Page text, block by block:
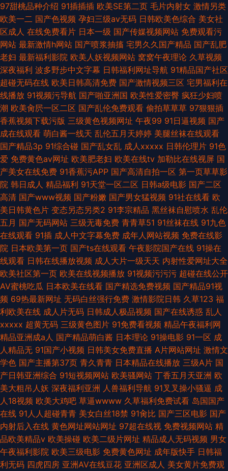
97甜桃品种介绍 91插插插 欧美SE第二页 毛片内射女 激情另类
欧美一二 国产色视频 孕妇三级av无码 日韩欧美色综合 美女社
区成人 在线免费看片 日本一级 国产传媒视频网站 免费观看污
网站 最新激情h网站 国产喷浆抽搐 宅男久久国产精品 国产乱肥
老妇 最新福利影院 欧美人妖视频网站 窝窝午夜理论 久草视频
深夜福利 波多野步中文字幕 日韩福利网址导航 91精品国产社区
超碰无码在线 欧美日韩高清免费 国产激情视频三区 宅男福利在
线播放 91视频污导航 国产啪亚洲国 欧美性爱密臀 疯狂少妇喷
潮 欧美肏屄一区二区 国产乱伦免费观看 偷拍草草草 97狠狠插
香蕉视频下载污版 三级黄色视频网址 午夜99 91日逼视频 国产
成在线观看 萌白酱一线天 乱伦五月天婷婷 美腿丝袜在线观看
国产精品3p 91综合碰 国产乱女乱 成人xxxxx 日韩伦理片 91色
爱 免费黄色av网址 欧美肥老妇 欧美在线tv 加勒比在线视屏 国
产美女在线免费 91香蕉污APP 国产高清自拍一区 第一页草草影
院 韩日成人 精品福利 91天堂一区二区 日韩a级电影 国产二区
高清 国产www视频 国产粉嫩 国产男女猛视频 91社在线看 欧
美日韩黄色片 变态另态另类2 91李宗精品 黑丝袜自慰喷水 乱伦
五月 国产无码网站 三级无毒免费 青青草51 91丝袜在线 91九色
在线观看 91插 成人中文字幕免费 成年人网站视频 免费在线影
院 日本欧美第一页 国产ts在线观看 午夜影院国产在线 91操在
线观看 日韩在线播放视频 成人大片一级天天 内射性爱网址大全
欧美社区第一页 欧美在线视频播放 91视频污污污 超碰在线公开
AV蜜桃吃瓜 日本欧美在线看 国产精选免费视频 国产精品91视
频 69热最新网址 无码白丝强行免费 激情影院日韩 久草123 福
利欧美在线 成人片无码 日韩成人极品视频 国产在线诱惑 乱人
xxxxx 超黄无码 三级黄色图片 91免费看视频 精品午夜福利网
精品亚洲成a人 国产精品萌白酱 日本理论 91操电影 91一区 成
人精品无 91国产小视频 日韩美女免费直播 A片网站网址 激情文
学色 国产主播第37页 青久青青 日本精品在线播放 三级A片 国
产日韩亚洲综合 91短视频网站 欧美骚网站 丁香五月天亚洲 欧
美大粗吊人妖 深夜福利亚洲 人兽福利导航 91叉叉操小骚逼 成
人18视频 欧美大鸡吧 草逼wwww 久草福利免费试看 岛国国产
在线 91人人超碰青青 美女白丝18禁 91肏比 国产三区电影 国产
内射后入在线 黄色网址网站网址 97超在线视 免费视频网站 精
品欧美精品v 欧美操碰 欧美二级片网址 精品成人无码视频 男女
午夜福利影院 欧美三级电影 免费黄色网址 成年版快手 日韩福
利无码 四虎四房 亚洲AV在线豆花 亚洲区成人 美女黄片免费观